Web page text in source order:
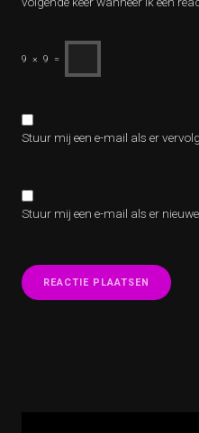
9 × 9 =
Stuur mij een e-mail als er
Stuur mij een e-mail als er